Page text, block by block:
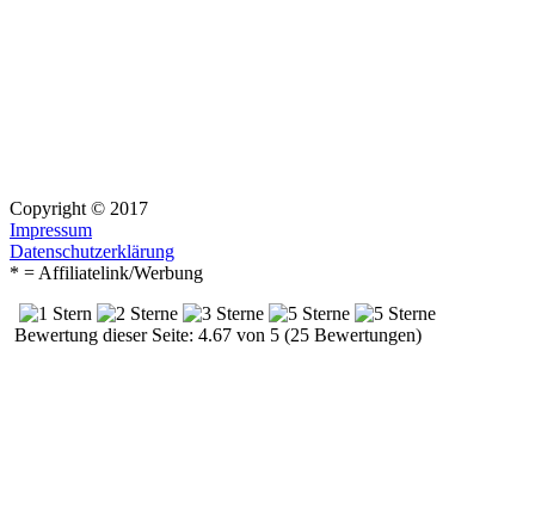
Copyright © 2017
Impressum
Datenschutzerklärung
* = Affiliatelink/Werbung
Bewertung dieser Seite: 4.67 von 5 (25 Bewertungen)